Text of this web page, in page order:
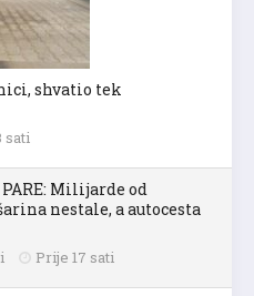
shvatio tek
sati
PARE: Milijarde od
nestale, a autocesta
Prije 17 sati